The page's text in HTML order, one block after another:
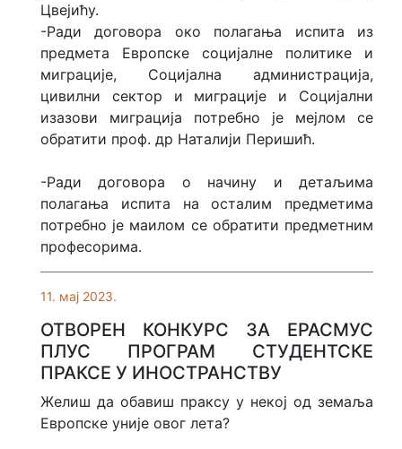
Цвејићу.
-Ради договора око полагања испита из
предмета Европске социјалне политике и
миграције, Социјална администрација,
цивилни сектор и миграције и Социјални
изазови миграција потребно је мејлом се
обратити проф. др Наталији Перишић.
-Ради договора о начину и детаљима
полагања испита на осталим предметима
потребно је маилом се обратити предметним
професорима.
11. мај 2023.
ОТВОРЕН КОНКУРС ЗА ЕРАСМУС
ПЛУС ПРОГРАМ СТУДЕНТСКЕ
ПРАКСЕ У ИНОСТРАНСТВУ
Желиш да обавиш праксу у некој од земаља
Европске уније овог лета?